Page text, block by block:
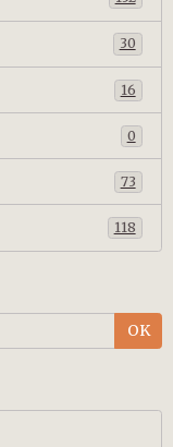
30
16
0
73
118
OK